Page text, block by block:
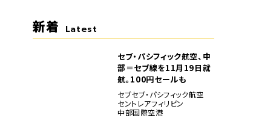
新着 Latest
セブ・パシフィック航空、中
部＝セブ線を11月19日就
航。100円セールも
セブセブ・パシフィック航空
セントレアフィリピン
中部国際空港